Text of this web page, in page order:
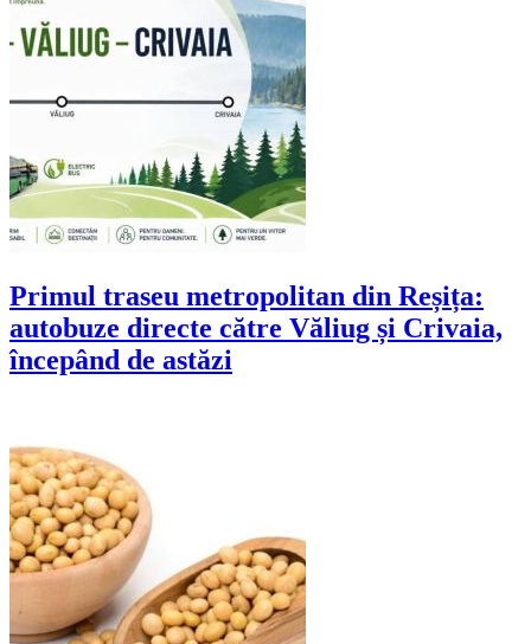
Primul traseu metropolitan din Reșița:
autobuze directe către Văliug și Crivaia,
începând de astăzi